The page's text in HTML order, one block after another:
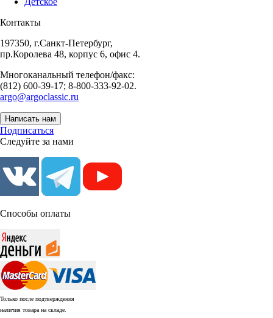
Контакты
197350, г.Санкт-Петербург,
пр.Королева 48, корпус 6, офис 4.
Многоканальный телефон/факс:
(812) 600-39-17; 8-800-333-92-02.
argo@argoclassic.ru
Написать нам
Подписаться
Следуйте за нами
Способы оплаты
Только после подтверждения
наличия товара на складе.